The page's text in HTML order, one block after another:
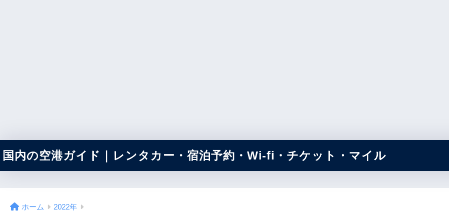
国内の空港ガイド｜レンタカー・宿泊予約・Wi-fi・チケット・マイル
ホーム 2022年